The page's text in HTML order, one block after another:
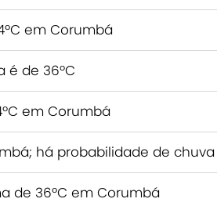
em Corumbá
é de 36ºC
em Corumbá
há probabilidade de chuva
de 36ºC em Corumbá